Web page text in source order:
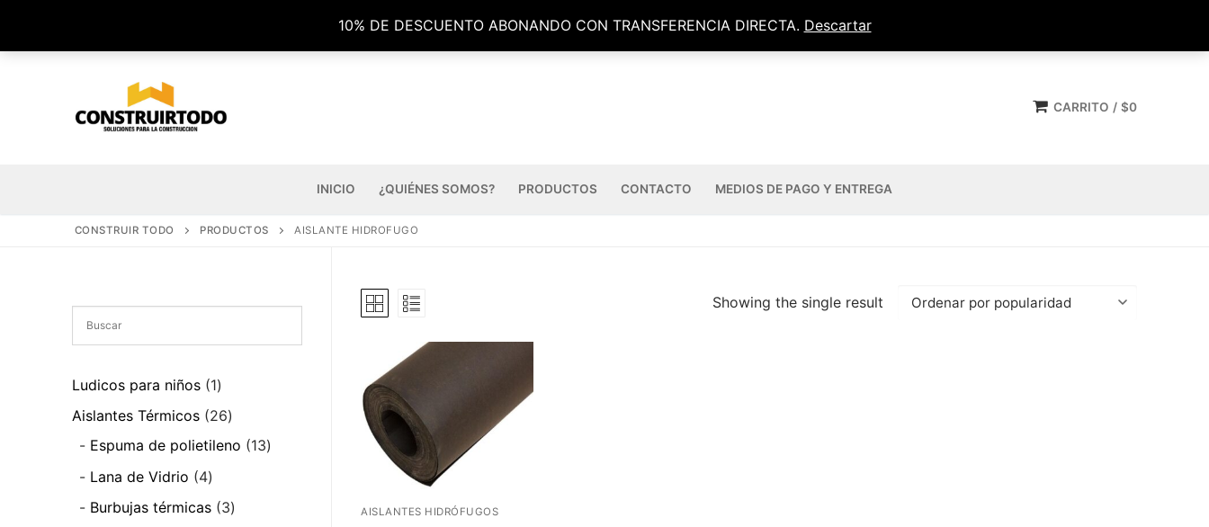
10% DE DESCUENTO ABONANDO CON TRANSFERENCIA DIRECTA. Descartar
contenido
CARRITO / $0
INICIO ¿QUIÉNES SOMOS? PRODUCTOS CONTACTO MEDIOS DE PAGO Y ENTREGA
CONSTRUIR TODO PRODUCTOS AISLANTE HIDROFUGO
Showing the single result
AISLANTES HIDRÓFUGOS
Ludicos para niños 11
producto
Aislantes Térmicos 2626
productos
Espuma de polietileno 1313
Lana de Vidrio 44
productos
Burbujas térmicas 33